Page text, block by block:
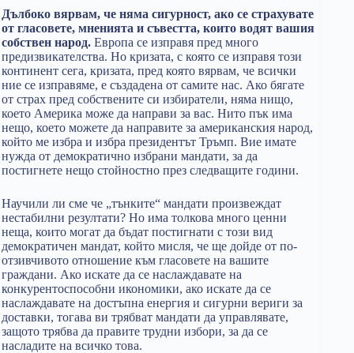
Дълбоко вярвам, че няма сигурност, ако се страхувате
от гласовете, мненията и съвестта, които водят вашия
собствен народ. Европа се изправя пред много
предизвикателства. Но кризата, с която се изправя този
континент сега, кризата, пред която вярвам, че всички
ние се изправяме, е създадена от самите нас. Ако бягате
от страх пред собствените си избиратели, няма нищо,
което Америка може да направи за вас. Нито пък има
нещо, което можете да направите за американския народ,
който ме избра и избра президентът Тръмп. Вие имате
нужда от демократично избрани мандати, за да
постигнете нещо стойностно през следващите години.
Научили ли сме че „тънките“ мандати произвеждат
нестабилни резултати? Но има толкова много ценни
неща, които могат да бъдат постигнати с този вид
демократичен мандат, който мисля, че ще дойде от по-
отзивчивото отношение към гласовете на вашите
граждани. Ако искате да се наслаждавате на
конкурентоспособни икономики, ако искате да се
наслаждавате на достъпна енергия и сигурни вериги за
доставки, тогава ви трябват мандати да управлявате,
защото трябва да правите трудни избори, за да се
насладите на всичко това.